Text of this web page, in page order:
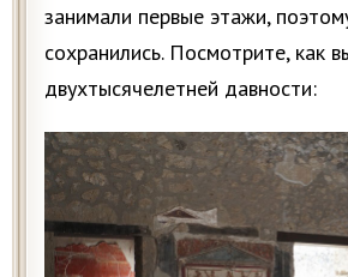
занимали первые этажи,
сохранились. Посмотрите, как
двухтысячелетней давности: